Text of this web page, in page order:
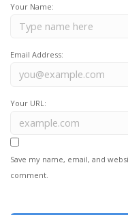
Your Name:
Email Address:
Your URL:
Save my name, email, and
comment.